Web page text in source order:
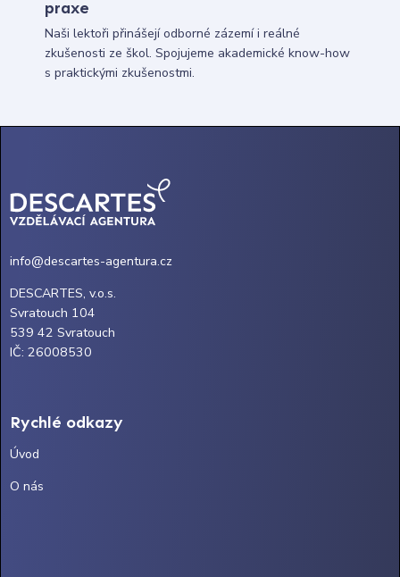
praxe
Naši lektoři přinášejí odborné zázemí i reálné
zkušenosti ze škol. Spojujeme akademické know-how
s praktickými zkušenostmi.
info@descartes-agentura.cz
DESCARTES, v.o.s.
Svratouch 104
539 42 Svratouch
IČ: 26008530
Rychlé odkazy
Úvod
O nás